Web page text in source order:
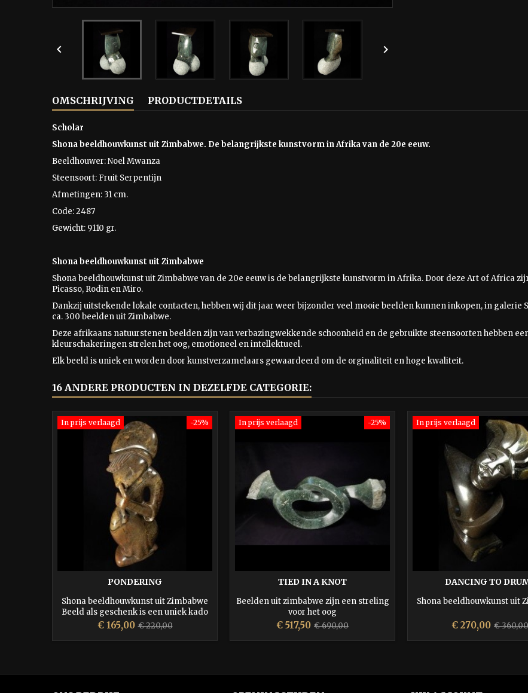
 
OMSCHRIJVING PRODUCTDETAILS
Scholar
Shona beeldhouwkunst uit Zimbabwe. De belangrijkste kunstvorm in Afrika van de 20e eeuw.
Beeldhouwer: Noel Mwanza
Steensoort: Fruit Serpentijn
Afmetingen: 31 cm.
Code: 2487
Gewicht: 9110 gr.
Shona beeldhouwkunst uit Zimbabwe
Shona beeldhouwkunst uit Zimbabwe van de 20e eeuw is de belangrijkste kunstvorm in Afrika. Door deze Art of Africa
Picasso, Rodin en Miro.
Dankzij uitstekende lokale contacten, hebben wij dit jaar weer bijzonder veel mooie beelden kunnen inkopen, in galerie
ca. 300 beelden uit Zimbabwe.
Deze afrikaans natuurstenen beelden zijn van verbazingwekkende schoonheid en de gebruikte steensoorten hebben
kleurschakeringen strelen het oog, emotioneel en intellektueel.
Elk beeld is uniek en worden door kunstverzamelaars gewaardeerd om de orginaliteit en hoge kwaliteit.
16 ANDERE PRODUCTEN IN DEZELFDE CATEGORIE:
-25%
In prijs verlaagd
PONDERING
Shona beeldhouwkunst uit Zimbabwe
Beeld als geschenk is een uniek kado
voor een jubilaris, wordt zeer
gewaardeerd en blijft altijd in beeld
Prijs
€ 165,00 Normale
prijs
€ 220,00
-25%
In prijs verlaagd
TIED IN A KNOT
Beelden uit zimbabwe zijn een streling
voor het oog
Prijs
€ 517,50 Normale
prijs
€ 690,00
In prijs verlaagd
DANCING TO
Shona beeldhouwkunst uit
Prijs
€ 270,00 Normale
prijs
€ 360,00